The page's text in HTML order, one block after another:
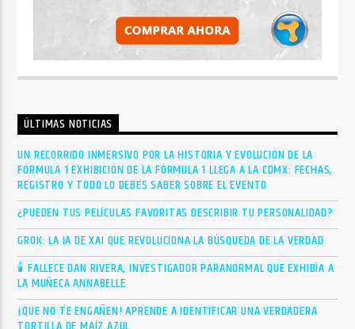
ÚLTIMAS NOTICIAS
UN RECORRIDO INMERSIVO POR LA HISTORIA Y EVOLUCIÓN DE LA
FÓRMULA 1 EXHIBICIÓN DE LA FÓRMULA 1 LLEGA A LA CDMX: FECHAS,
REGISTRO Y TODO LO DEBES SABER SOBRE EL EVENTO
¿PUEDEN TUS PELÍCULAS FAVORITAS DESCRIBIR TU PERSONALIDAD?
GROK: LA IA DE XAI QUE REVOLUCIONA LA BÚSQUEDA DE LA VERDAD
🕯 FALLECE DAN RIVERA, INVESTIGADOR PARANORMAL QUE EXHIBÍA A
LA MUÑECA ANNABELLE
¡QUE NO TE ENGAÑEN! APRENDE A IDENTIFICAR UNA VERDADERA